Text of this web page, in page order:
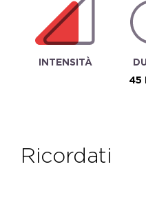
INTENSITÀ
45
ricordati